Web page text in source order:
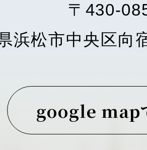
〒430-
浜松市中央区向
google map